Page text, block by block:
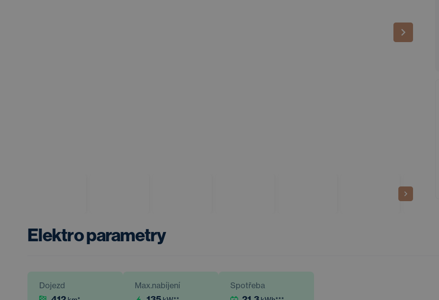
Elektro parametry
Dojezd Max.nabíjení Spotřeba